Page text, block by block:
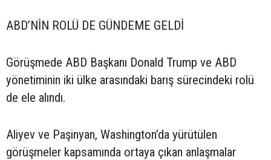
ABD’NİN ROLÜ DE GÜNDEME GELDİ
Görüşmede ABD Başkanı Donald Trump ve ABD
yönetiminin iki ülke arasındaki barış sürecindeki rolü
de ele alındı.
Aliyev ve Paşinyan, Washington’da yürütülen
görüşmeler kapsamında ortaya çıkan anlaşmalar